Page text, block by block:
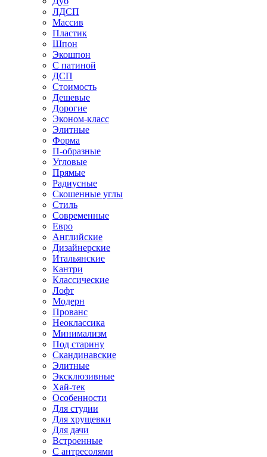
ЛДСП
Массив
Пластик
Шпон
Экошпон
С патиной
ДСП
Стоимость
Дешевые
Дорогие
Эконом-класс
Элитные
Форма
П-образные
Угловые
Прямые
Радиусные
Скошенные углы
Стиль
Современные
Евро
Английские
Дизайнерские
Итальянские
Кантри
Классические
Лофт
Модерн
Прованс
Неоклассика
Минимализм
Под старину
Скандинавские
Элитные
Эксклюзивные
Хай-тек
Особенности
Для студии
Для хрущевки
Для дачи
Встроенные
С антресолями